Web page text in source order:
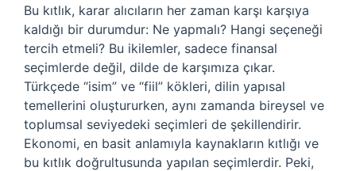
Bu kıtlık, karar alıcıların her zaman karşı karşıya
kaldığı bir durumdur: Ne yapmalı? Hangi seçeneği
tercih etmeli? Bu ikilemler, sadece finansal
seçimlerde değil, dilde de karşımıza çıkar.
Türkçede “isim” ve “fiil” kökleri, dilin yapısal
temellerini oluştururken, aynı zamanda bireysel ve
toplumsal seviyedeki seçimleri de şekillendirir.
Ekonomi, en basit anlamıyla kaynakların kıtlığı ve
bu kıtlık doğrultusunda yapılan seçimlerdir. Peki,